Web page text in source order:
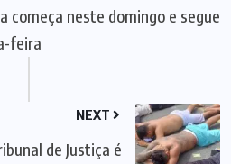
começa neste domingo e segue
feira
NEXT
de Justiça é